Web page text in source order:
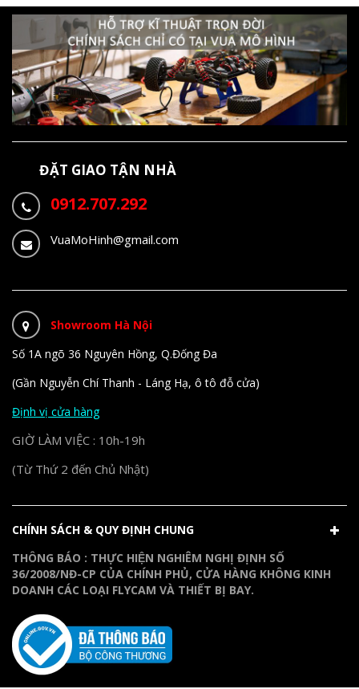
ĐẶT GIAO TẬN NHÀ
0912.707.292
VuaMoHinh@gmail.com
Showroom Hà Nội
Số 1A ngõ 36 Nguyên Hồng, Q.Đống Đa
(Gần Nguyễn Chí Thanh - Láng Hạ, ô tô đỗ cửa)
Định vị cửa hàng
GIỜ LÀM VIỆC : 10h-19h
(Từ Thứ 2 đến Chủ Nhật)
CHÍNH SÁCH & QUY ĐỊNH CHUNG
THÔNG BÁO : THỰC HIỆN NGHIÊM NGHỊ ĐỊNH SỐ
36/2008/NĐ-CP CỦA CHÍNH PHỦ, CỬA HÀNG KHÔNG KINH
DOANH CÁC LOẠI FLYCAM VÀ THIẾT BỊ BAY.